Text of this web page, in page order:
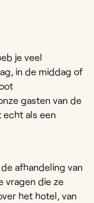
je veel
in de middag of
gasten van de
echt als een
afhandeling van
vragen die ze
het hotel, van